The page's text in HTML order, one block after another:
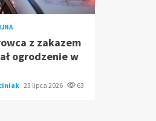
z zakazem
ogrodzenie w
23 lipca 2026 63